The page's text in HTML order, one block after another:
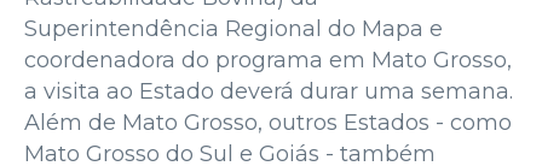
Superintendência Regional do Mapa e
coordenadora do programa em Mato Grosso,
a visita ao Estado deverá durar uma semana.
Além de Mato Grosso, outros Estados - como
Mato Grosso do Sul e Goiás - também